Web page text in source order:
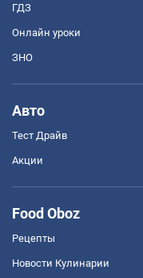
ГДЗ
Онлайн уроки
ЗНО
Авто
Тест Драйв
Акции
Food Oboz
Рецепты
Новости Кулинарии